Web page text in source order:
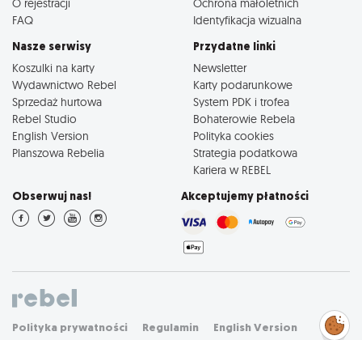
FAQ
Identyfikacja wizualna
Nasze serwisy
Koszulki na karty
Wydawnictwo Rebel
Sprzedaż hurtowa
Rebel Studio
English Version
Planszowa Rebelia
Przydatne linki
Newsletter
Karty podarunkowe
System PDK i trofea
Bohaterowie Rebela
Polityka cookies
Strategia podatkowa
Kariera w REBEL
Obserwuj nas! Akceptujemy płatności
Polityka prywatności Regulamin English Version
Zarządzaj
preferencjami
cookies